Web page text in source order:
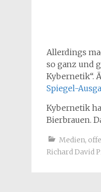
Allerdings
so ganz und
Kybernetik“.
Spiegel-
Kybernetik
Bierbrauen.
Medien,
Richard David